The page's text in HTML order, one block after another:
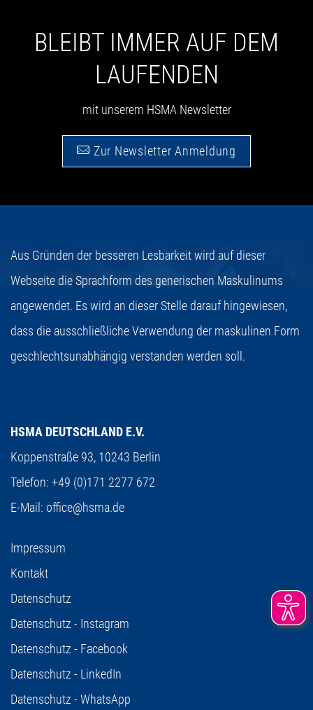
BLEIBT IMMER AUF DEM
LAUFENDEN
mit unserem HSMA Newsletter
Zur Newsletter Anmeldung
Aus Gründen der besseren Lesbarkeit wird auf dieser
Webseite die Sprachform des generischen Maskulinums
angewendet. Es wird an dieser Stelle darauf hingewiesen,
dass die ausschließliche Verwendung der maskulinen Form
geschlechtsunabhängig verstanden werden soll.
HSMA DEUTSCHLAND E.V.
Koppenstraße 93, 10243 Berlin
Telefon: +49 (0)171 2277 672
E-Mail: office@hsma.de
Impressum
Kontakt
Datenschutz
Datenschutz - Instagram
Datenschutz - Facebook
Datenschutz - LinkedIn
Datenschutz - WhatsApp